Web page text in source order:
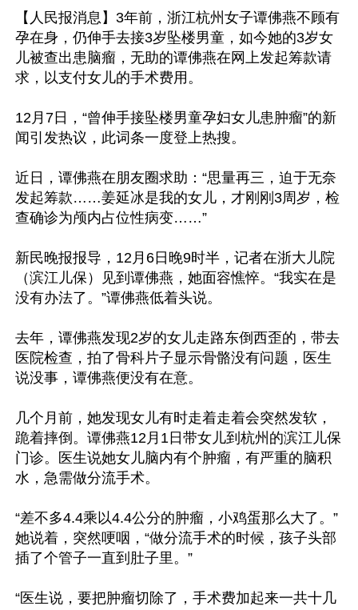
【人民报消息】3年前，浙江杭州女子谭佛燕不顾有
孕在身，仍伸手去接3岁坠楼男童，如今她的3岁女
儿被查出患脑瘤，无助的谭佛燕在网上发起筹款请
求，以支付女儿的手术费用。
12月7日，“曾伸手接坠楼男童孕妇女儿患肿瘤”的新
闻引发热议，此词条一度登上热搜。
近日，谭佛燕在朋友圈求助：“思量再三，迫于无奈
发起筹款……姜延冰是我的女儿，才刚刚3周岁，检
查确诊为颅内占位性病变……”
新民晚报报导，12月6日晚9时半，记者在浙大儿院
（滨江儿保）见到谭佛燕，她面容憔悴。“我实在是
没有办法了。”谭佛燕低着头说。
去年，谭佛燕发现2岁的女儿走路东倒西歪的，带去
医院检查，拍了骨科片子显示骨骼没有问题，医生
说没事，谭佛燕便没有在意。
几个月前，她发现女儿有时走着走着会突然发软，
跪着摔倒。谭佛燕12月1日带女儿到杭州的滨江儿保
门诊。医生说她女儿脑内有个肿瘤，有严重的脑积
水，急需做分流手术。
“差不多4.4乘以4.4公分的肿瘤，小鸡蛋那么大了。”
她说着，突然哽咽，“做分流手术的时候，孩子头部
插了个管子一直到肚子里。”
“医生说，要把肿瘤切除了，手术费加起来一共十几